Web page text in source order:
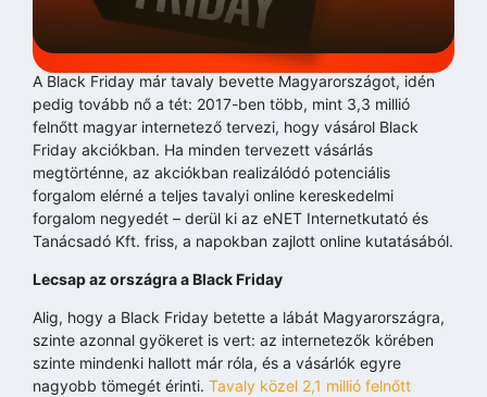
A Black Friday már tavaly bevette Magyarországot, idén
pedig tovább nő a tét: 2017-ben több, mint 3,3 millió
felnőtt magyar internetező tervezi, hogy vásárol Black
Friday akciókban. Ha minden tervezett vásárlás
megtörténne, az akciókban realizálódó potenciális
forgalom elérné a teljes tavalyi online kereskedelmi
forgalom negyedét – derül ki az eNET Internetkutató és
Tanácsadó Kft. friss, a napokban zajlott online kutatásából.
Lecsap az országra a Black Friday
Alig, hogy a Black Friday betette a lábát Magyarországra,
szinte azonnal gyökeret is vert: az internetezők körében
szinte mindenki hallott már róla, és a vásárlók egyre
nagyobb tömegét érinti. Tavaly közel 2,1 millió felnőtt